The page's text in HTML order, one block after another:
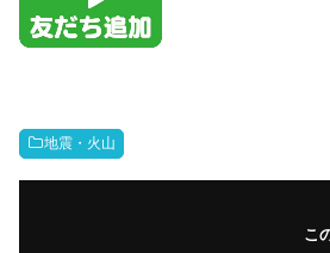
地震・火山
こ